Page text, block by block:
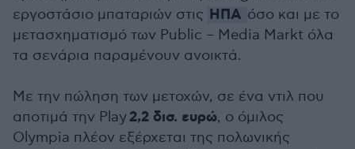
εργοστάσιο μπαταριών στις ΗΠΑ όσο και με το
μετασχηματισμό των Public – Media Markt όλα
τα σενάρια παραμένουν ανοικτά.
Με την πώληση των μετοχών, σε ένα ντιλ που
αποτιμά την Play2,2 δισ. ευρώ, ο όμιλος
Olympia πλέον εξέρχεται της πολωνικής